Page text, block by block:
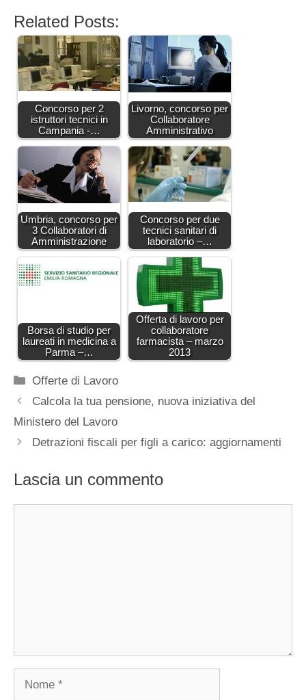
Related Posts:
Concorso per 2
istruttori tecnici in
Campania -…
Livorno, concorso per
Collaboratore
Amministrativo
Umbria, concorso per
3 Collaboratori di
Amministrazione
Concorso per due
tecnici sanitari di
laboratorio –…
Borsa di studio per
laureati in medicina a
Parma –…
Offerta di lavoro per
collaboratore
farmacista – marzo
2013
Categorie
Offerte di Lavoro
Calcola la tua pensione, nuova iniziativa del
Ministero del Lavoro
Detrazioni fiscali per figli a carico: aggiornamenti
Lascia un commento
Nome